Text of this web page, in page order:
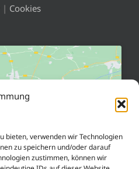
bieten, verwenden wir Technologien
zu speichern und/oder darauf
zustimmen, können wir
| Cookies
Inhalt zu aktivieren